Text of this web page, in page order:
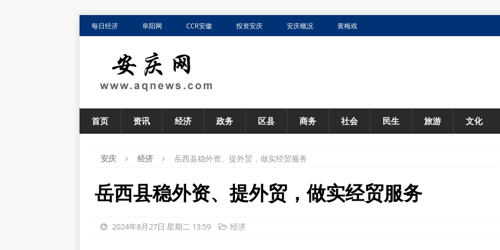
每日经济 阜阳网 CCR安徽 投资安庆 安庆概况 黄梅戏
首页 资讯 经济 政务 区县 商务 社会 民生 旅游 文化
安庆 经济 岳西县稳外资、提外贸，做实经贸服务
岳西县稳外资、提外贸，做实经贸服务
2024年8月27日 星期二 13:59 经济